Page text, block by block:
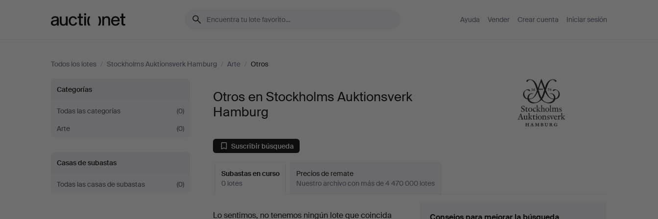
Ayuda Vender Crear cuenta Iniciar sesión
Todos los lotes / Stockholms Auktionsverk Hamburg / Arte / Otros
Otros
en
Stockholms
Auktionsverk
Hamburg
Categorías
Todas las categorías
(0)
Arte
(0)
Casas de subastas
Todas las casas de subastas (0)
Otros en Stockholms Auktionsverk
Hamburg
Suscribir búsqueda
Subastas en curso
0 lotes
Precios de remate
Nuestro archivo con más de 4 470 000 lotes
Subastas
Lo sentimos, no tenemos ningún lote que coincida